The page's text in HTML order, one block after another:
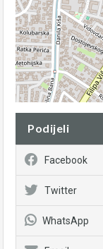
Podijeli
Facebook
Twitter
WhatsApp